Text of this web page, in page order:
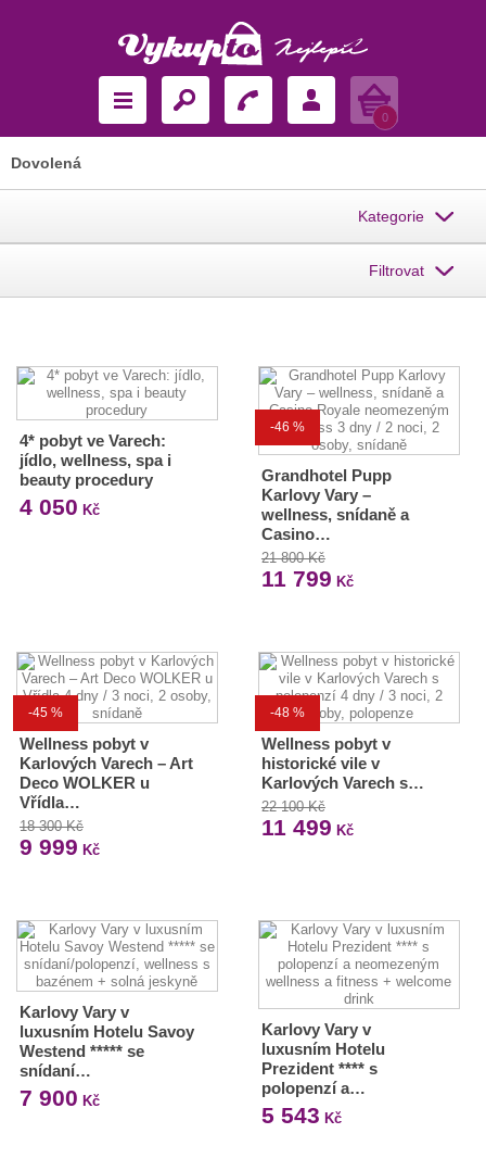
Košík
0
Dovolená
Kategorie
Filtrovat
4* pobyt ve Varech:
jídlo, wellness, spa i
beauty procedury
4 050 Kč
-46 %
Grandhotel Pupp
Karlovy Vary –
wellness, snídaně a
Casino…
21 800 Kč
11 799 Kč
-45 %
Wellness pobyt v
Karlových Varech – Art
Deco WOLKER u
Vřídla…
18 300 Kč
9 999 Kč
-48 %
Wellness pobyt v
historické vile v
Karlových Varech s…
22 100 Kč
11 499 Kč
Karlovy Vary v
luxusním Hotelu Savoy
Westend ***** se
snídaní…
7 900 Kč
Karlovy Vary v
luxusním Hotelu
Prezident **** s
polopenzí a…
5 543 Kč